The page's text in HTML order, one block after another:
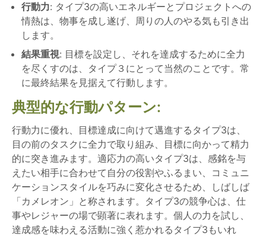
行動力: タイプ3の高いエネルギーとプロジェクトへの
情熱は、物事を成し遂げ、周りの人のやる気も引き出
します。
結果重視: 目標を設定し、それを達成するために全力
を尽くすのは、タイプ３にとって当然のことです。常
に最終結果を見据えて行動します。
典型的な行動パターン:
行動力に優れ、目標達成に向けて邁進するタイプ3は、
目の前のタスクに全力で取り組み、目標に向かって精力
的に突き進みます。適応力の高いタイプ3は、感銘を与
えたい相手に合わせて自分の役割やふるまい、コミュニ
ケーションスタイルを巧みに変化させるため、しばしば
「カメレオン」と称されます。タイプ3の競争心は、仕
事やレジャーの場で顕著に表れます。個人の力を試し、
達成感を味わえる活動に強く惹かれるタイプ3もいれ